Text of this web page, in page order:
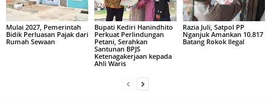
Mulai 2027, Pemerintah
Bidik Perluasan Pajak dari
Rumah Sewaan
Bupati Kediri Hanindhito
Perkuat Perlindungan
Petani, Serahkan
Santunan BPJS
Ketenagakerjaan kepada
Ahli Waris
Razia Juli, Satpol PP
Nganjuk Amankan 10.817
Batang Rokok Ilegal